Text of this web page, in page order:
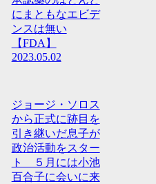
にまともなエビデ
ンスは無い
【FDA】
2023.05.02
ジョージ・ソロス
から正式に跡目を
引き継いだ息子が
政治活動をスター
ト ５月には小池
百合子に会いに来